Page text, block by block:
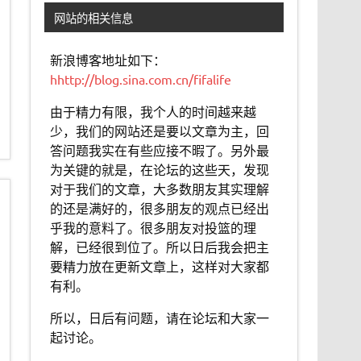
网站的相关信息
新浪博客地址如下：
hhttp://blog.sina.com.cn/fifalife
由于精力有限，我个人的时间越来越
少，我们的网站还是要以文章为主，回
答问题我实在有些应接不暇了。另外最
为关键的就是，在论坛的这些天，发现
对于我们的文章，大多数朋友其实理解
的还是满好的，很多朋友的观点已经出
乎我的意料了。很多朋友对投篮的理
解，已经很到位了。所以日后我会把主
要精力放在更新文章上，这样对大家都
有利。
所以，日后有问题，请在论坛和大家一
起讨论。